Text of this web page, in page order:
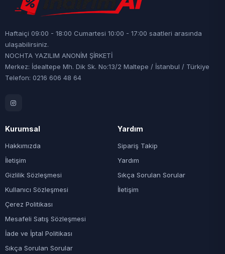
Haftaiçi 09:00 - 18:00 Cumartesi 10:00 - 17:00 saatleri arasında
ulaşabilirsiniz.
NOCHTA YAZILIM ANONİM ŞİRKETİ
Merkez: İdealtepe Mh. Dik Sk. No:13/2 Maltepe / İstanbul / Türkiye
Telefon: 0216 606 48 64
Kurumsal
Hakkımızda
İletişim
Gizlilik Sözleşmesi
Kullanıcı Sözleşmesi
Çerez Politikası
Mesafeli Satış Sözleşmesi
İade ve İptal Politikası
Sıkça Sorulan Sorular
Yardım
Sipariş Takip
Yardım
Sıkça Sorulan Sorular
İletişim